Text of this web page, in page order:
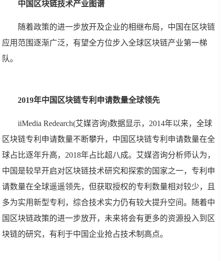
中国区块链技术产业图谱
随着政策的进一步放开及企业的相继布局，中国在区块链
应用范围逐渐广泛，有望全方位步入全球区块链产业第一梯
队。
2019年中国区块链专利申请数量全球领先
iiMedia Redearch(艾媒咨询)数据显示，2014年以来，全球
区块链专利申请数量不断攀升，中国区块链专利申请数量在全
球占比逐年升高，2018年占比超八成。艾媒咨询分析师认为，
中国是较早开启对区块链技术研究和探索的国家之一，专利申
请数量在全球遥遥领先，但获取授权的专利数量相对较少，且
多为实用新型专利，综合技术实力仍有较大提升空间。随着中
国区块链政策的进一步放开，未来将会有更多的资源投入到区
块链的研究，有利于中国企业抢占技术制高点。